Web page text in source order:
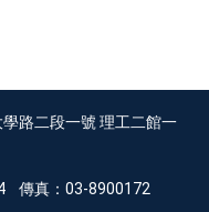
路二段一號 理工二館一
傳真：03-8900172